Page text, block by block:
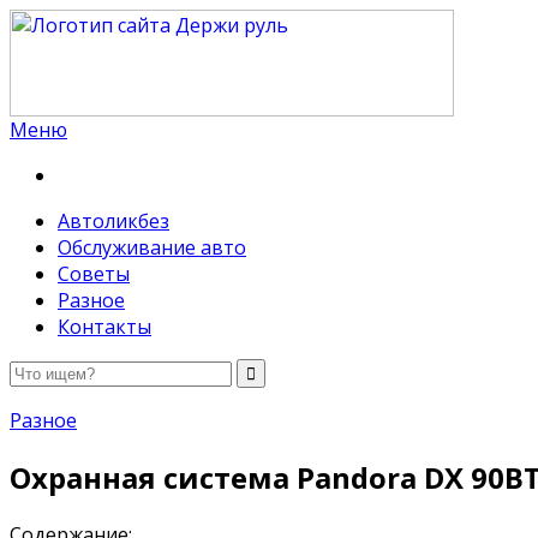
Меню
Автоликбез
Обслуживание авто
Советы
Разное
Контакты
Разное
Охранная система Pandora DX